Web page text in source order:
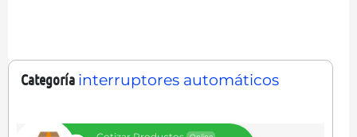
Categoría interruptores automáticos